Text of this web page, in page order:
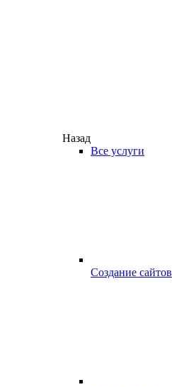
Назад
Все услуги
Создание сайтов